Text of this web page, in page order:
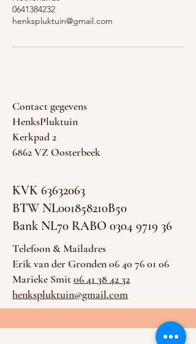
0641384232
henkspluktuin@gmail.com
Contact gegevens
HenksPluktuin
Kerkpad 2
6862 VZ Oosterbeek
KVK 63632063
BTW NL001858210B50
Bank NL70 RABO 0304 9719 36
Telefoon & Mailadres
Erik van der Gronden 06 40 76 01 06
Marieke Smit06 41 38 42 32
henkspluktuin@gmail.com